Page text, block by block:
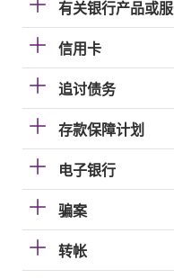
有关银行产品或
信用卡
追讨债务
存款保障计划
电子银行
骗案
转帐